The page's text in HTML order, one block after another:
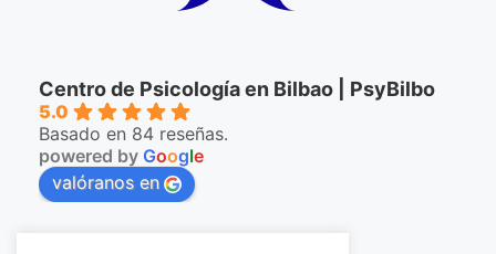
Centro de Psicología en Bilbao | PsyBilbo
5.0
Basado en 84 reseñas.
powered by Google
valóranos en